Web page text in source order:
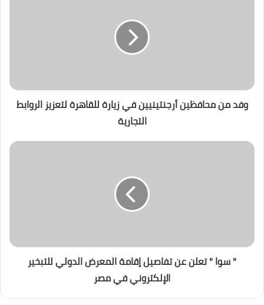
وفد من محافظين أرجنتينيين في زيارة للقاهرة لتعزيز الروابط
التجارية
" سوا " تعلن عن تفاصيل إقامة المعرض الدولي للتبخير
الإلكتروني في مصر